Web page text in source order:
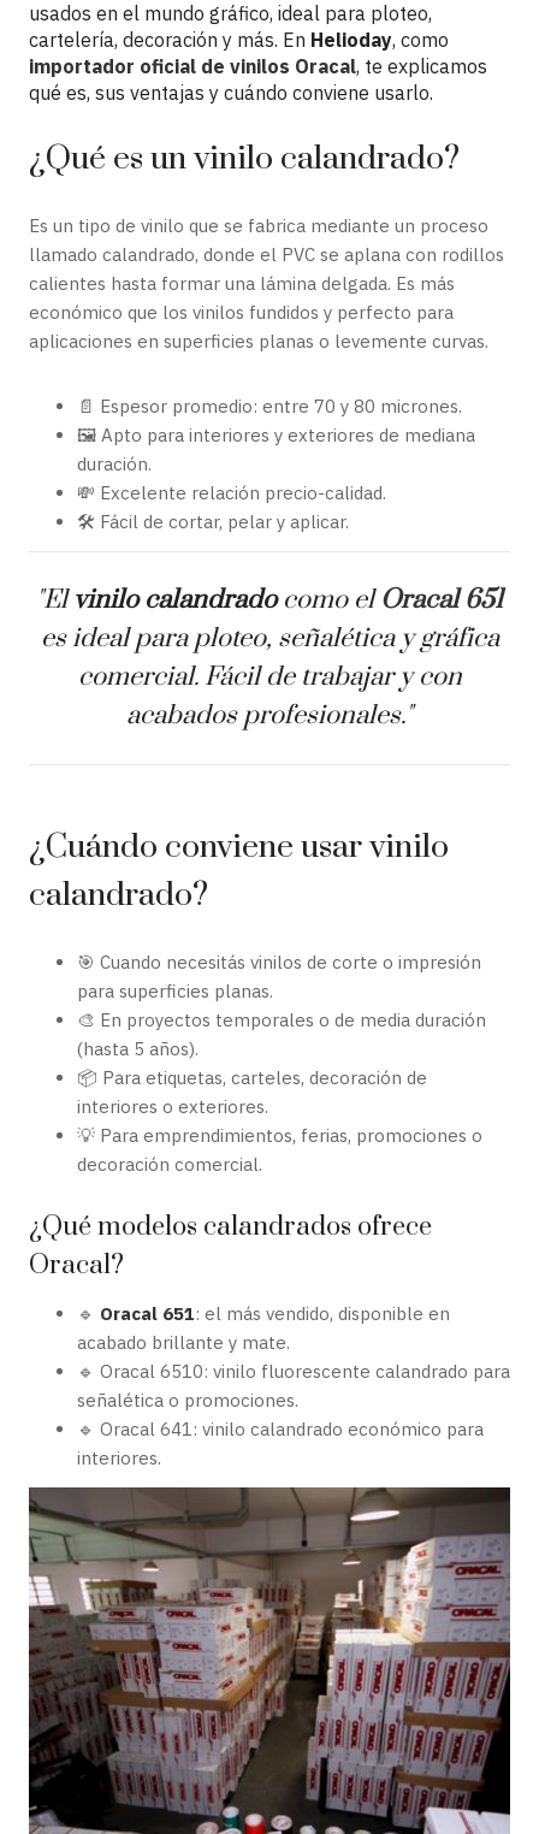
usados en el mundo gráfico, ideal para ploteo,
cartelería, decoración y más. En Helioday, como
importador oficial de vinilos Oracal, te explicamos
qué es, sus ventajas y cuándo conviene usarlo.
¿Qué es un vinilo calandrado?
Es un tipo de vinilo que se fabrica mediante un proceso
llamado calandrado, donde el PVC se aplana con rodillos
calientes hasta formar una lámina delgada. Es más
económico que los vinilos fundidos y perfecto para
aplicaciones en superficies planas o levemente curvas.
📄 Espesor promedio: entre 70 y 80 micrones.
🖼️ Apto para interiores y exteriores de mediana
duración.
💸 Excelente relación precio-calidad.
🛠️ Fácil de cortar, pelar y aplicar.
"Elvinilo calandradocomo elOracal 651
es ideal para ploteo, señalética y gráfica
comercial. Fácil de trabajar y con
acabados profesionales."
¿Cuándo conviene usar vinilo
calandrado?
🎯 Cuando necesitás vinilos de corte o impresión
para superficies planas.
🎨 En proyectos temporales o de media duración
(hasta 5 años).
📦 Para etiquetas, carteles, decoración de
interiores o exteriores.
💡 Para emprendimientos, ferias, promociones o
decoración comercial.
¿Qué modelos calandrados ofrece
Oracal?
🔹 Oracal 651: el más vendido, disponible en
acabado brillante y mate.
🔹 Oracal 6510: vinilo fluorescente calandrado para
señalética o promociones.
🔹 Oracal 641: vinilo calandrado económico para
interiores.